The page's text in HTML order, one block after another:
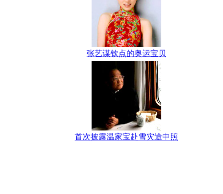
张艺谋钦点的奥运宝贝
首次披露温家宝赴雪灾途中照